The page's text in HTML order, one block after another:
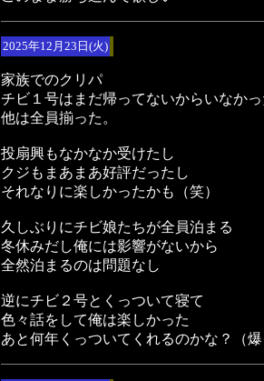
2025年12月23日(火)
家族でのクリパ
チビ１号はまだ帰ってないからいなか
他は全員揃った。
投扇興もなかなか受けたし
クジもまあまあ好評だったし
それなりに楽しかったかも（笑）
久しぶりにチビ娘たちが全員泊まる
冬休みだし俺には影響がないから
全然泊まるのは問題なし
逆にチビ２号とくっついて寝て
色々話をして俺は楽しかった
あと何年くっついてくれるのかな？（